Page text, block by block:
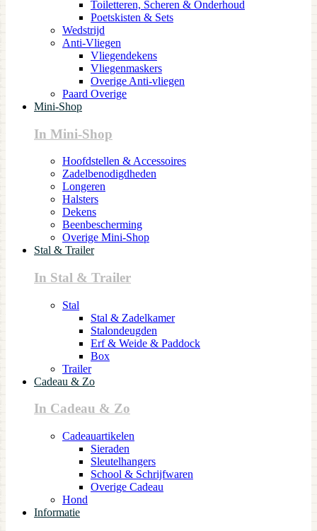
Toiletteren, Scheren & Onderhoud
Poetskisten & Sets
Wedstrijd
Anti-Vliegen
Vliegendekens
Vliegenmaskers
Overige Anti-vliegen
Paard Overige
Mini-Shop
In Mini-Shop
Hoofdstellen & Accessoires
Zadelbenodigdheden
Longeren
Halsters
Dekens
Beenbescherming
Overige Mini-Shop
Stal & Trailer
In Stal & Trailer
Stal
Stal & Zadelkamer
Stalondeugden
Erf & Weide & Paddock
Box
Trailer
Cadeau & Zo
In Cadeau & Zo
Cadeauartikelen
Sieraden
Sleutelhangers
School & Schrijfwaren
Overige Cadeau
Hond
Informatie